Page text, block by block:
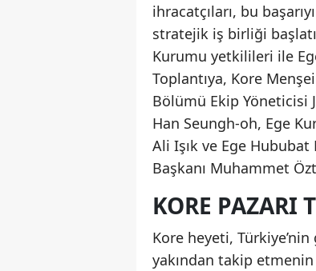
ihracatçıları, bu
stratejik iş birliği
Kurumu yetkilileri ile
Toplantıya, Kore
Bölümü Ekip Yöneticisi
Han Seungh-oh, Ege
Ali Işık ve Ege
Başkanı Muhammet
KORE PAZARI
Kore heyeti,
yakından takip